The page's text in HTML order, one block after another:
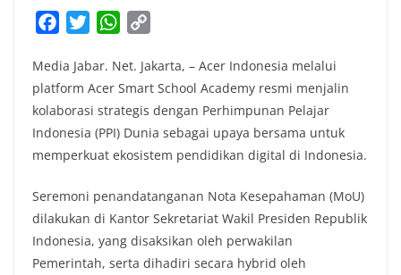
c
e
b
o
o
i
t
t
e
r
W
a
t
s
A
p
p
y
L
i
n
Media Jabar. Net. Jakarta, – Acer Indonesia melalui
platform Acer Smart School Academy resmi menjalin
kolaborasi strategis dengan Perhimpunan Pelajar
Indonesia (PPI) Dunia sebagai upaya bersama untuk
memperkuat ekosistem pendidikan digital di Indonesia.
Seremoni penandatanganan Nota Kesepahaman (MoU)
dilakukan di Kantor Sekretariat Wakil Presiden Republik
Indonesia, yang disaksikan oleh perwakilan
Pemerintah, serta dihadiri secara hybrid oleh